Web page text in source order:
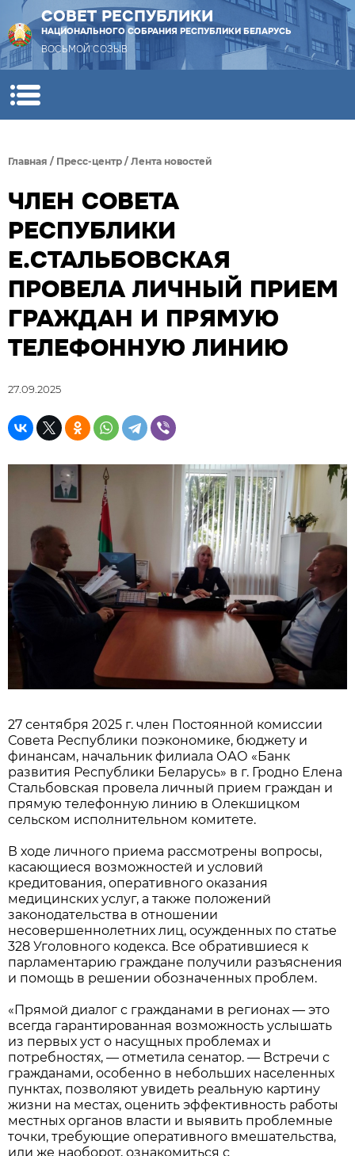
СОВЕТ РЕСПУБЛИКИ
НАЦИОНАЛЬНОГО СОБРАНИЯ РЕСПУБЛИКИ БЕЛАРУСЬ
ВОСЬМОЙ СОЗЫВ
Главная / Пресс-центр / Лента новостей
ЧЛЕН СОВЕТА
РЕСПУБЛИКИ
Е.СТАЛЬБОВСКАЯ
ПРОВЕЛА ЛИЧНЫЙ ПРИЕМ
ГРАЖДАН И ПРЯМУЮ
ТЕЛЕФОННУЮ ЛИНИЮ
27.09.2025
27 сентября 2025 г. член Постоянной комиссии
Совета Республики поэкономике, бюджету и
финансам, начальник филиала ОАО «Банк
развития Республики Беларусь» в г. Гродно Елена
Стальбовская провела личный прием граждан и
прямую телефонную линию в Олекшицком
сельском исполнительном комитете.
В ходе личного приема рассмотрены вопросы,
касающиеся возможностей и условий
кредитования, оперативного оказания
медицинских услуг, а также положений
законодательства в отношении
несовершеннолетних лиц, осужденных по статье
328 Уголовного кодекса. Все обратившиеся к
парламентарию граждане получили разъяснения
и помощь в решении обозначенных проблем.
«Прямой диалог с гражданами в регионах — это
всегда гарантированная возможность услышать
из первых уст о насущных проблемах и
потребностях, — отметила сенатор. — Встречи с
гражданами, особенно в небольших населенных
пунктах, позволяют увидеть реальную картину
жизни на местах, оценить эффективность работы
местных органов власти и выявить проблемные
точки, требующие оперативного вмешательства,
или же наоборот, ознакомиться с